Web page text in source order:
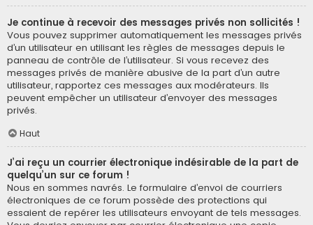
Je continue à recevoir des messages privés non sollicités !
Vous pouvez supprimer automatiquement les messages privés
d’un utilisateur en utilisant les règles de messages depuis le
panneau de contrôle de l’utilisateur. Si vous recevez des
messages privés de manière abusive de la part d’un autre
utilisateur, rapportez ces messages aux modérateurs. Ils
peuvent empêcher un utilisateur d’envoyer des messages
privés.
Haut
J’ai reçu un courrier électronique indésirable de la part de
quelqu’un sur ce forum !
Nous en sommes navrés. Le formulaire d’envoi de courriers
électroniques de ce forum possède des protections qui
essaient de repérer les utilisateurs envoyant de tels messages.